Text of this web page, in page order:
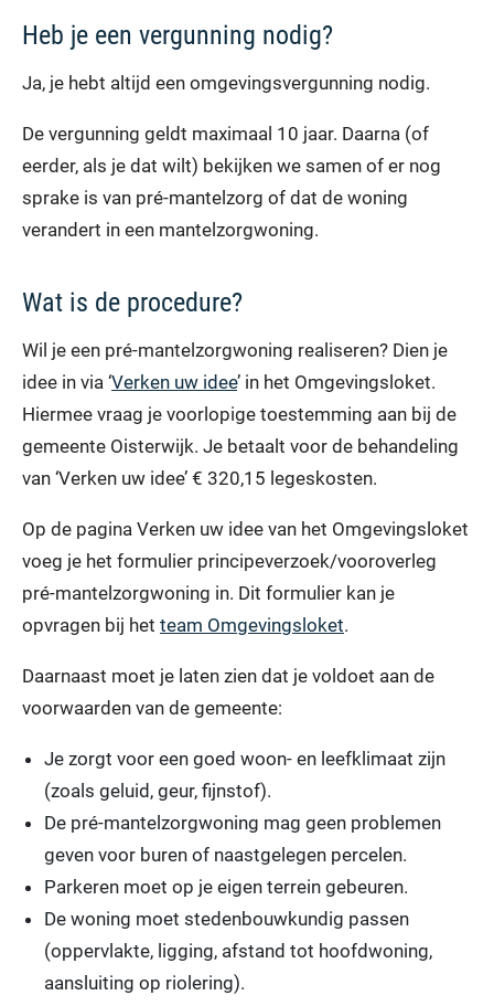
Heb je een vergunning nodig?
Ja, je hebt altijd een omgevingsvergunning nodig.
De vergunning geldt maximaal 10 jaar. Daarna (of
eerder, als je dat wilt) bekijken we samen of er nog
sprake is van pré-mantelzorg of dat de woning
verandert in een mantelzorgwoning.
Wat is de procedure?
Wil je een pré-mantelzorgwoning realiseren? Dien je
idee in via ‘Verken uw idee’ in het Omgevingsloket.
Hiermee vraag je voorlopige toestemming aan bij de
gemeente Oisterwijk. Je betaalt voor de behandeling
van ‘Verken uw idee’ € 320,15 legeskosten.
Op de pagina Verken uw idee van het Omgevingsloket
voeg je het formulier principeverzoek/vooroverleg
pré-mantelzorgwoning in. Dit formulier kan je
opvragen bij het team Omgevingsloket.
Daarnaast moet je laten zien dat je voldoet aan de
voorwaarden van de gemeente:
Je zorgt voor een goed woon- en leefklimaat zijn
(zoals geluid, geur, fijnstof).
De pré-mantelzorgwoning mag geen problemen
geven voor buren of naastgelegen percelen.
Parkeren moet op je eigen terrein gebeuren.
De woning moet stedenbouwkundig passen
(oppervlakte, ligging, afstand tot hoofdwoning,
aansluiting op riolering).